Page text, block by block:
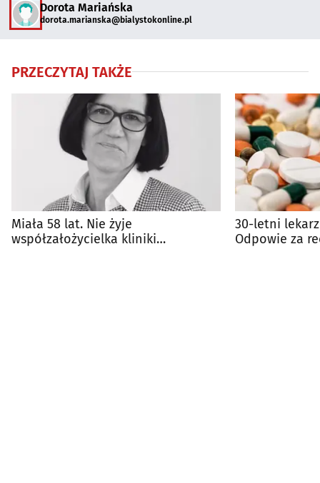
Dorota Mariańska
dorota.marianska@bialystokonline.pl
PRZECZYTAJ TAKŻE
Miała 58 lat. Nie żyje
współzałożycielka kliniki
30-letni
Odpowie za